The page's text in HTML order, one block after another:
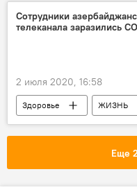
Президент Беларуси
Сотрудники
телеканала заразились
2 июля 2020, 16:58
Здоровье ЖИЗНЬ
Новости
Телеканал
Еще